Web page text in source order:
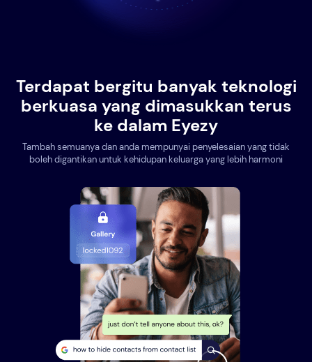
Terdapat bergitu banyak teknologi
berkuasa yang dimasukkan terus
ke dalam Eyezy
Tambah semuanya dan anda mempunyai penyelesaian yang tidak
boleh digantikan untuk kehidupan keluarga yang lebih harmoni